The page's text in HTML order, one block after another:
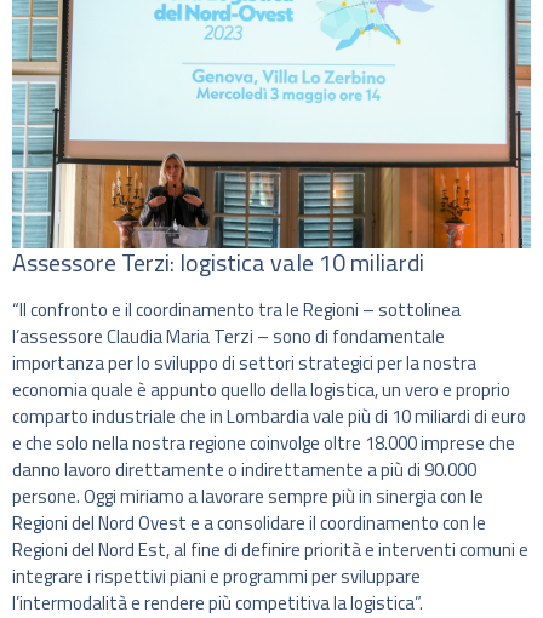
Assessore Terzi: logistica vale 10 miliardi
“Il confronto e il coordinamento tra le Regioni – sottolinea
l’assessore Claudia Maria Terzi – sono di fondamentale
importanza per lo sviluppo di settori strategici per la nostra
economia quale è appunto quello della logistica, un vero e proprio
comparto industriale che in Lombardia vale più di 10 miliardi di euro
e che solo nella nostra regione coinvolge oltre 18.000 imprese che
danno lavoro direttamente o indirettamente a più di 90.000
persone. Oggi miriamo a lavorare sempre più in sinergia con le
Regioni del Nord Ovest e a consolidare il coordinamento con le
Regioni del Nord Est, al fine di definire priorità e interventi comuni e
integrare i rispettivi piani e programmi per sviluppare
l’intermodalità e rendere più competitiva la logistica”.